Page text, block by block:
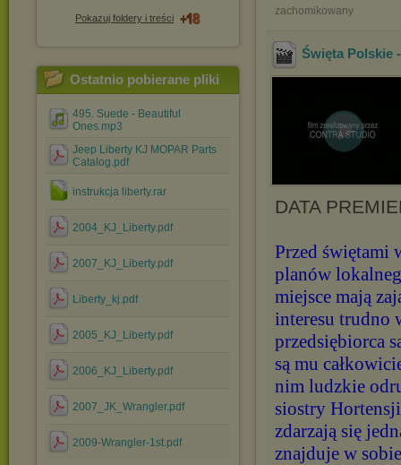
Pokazuj foldery i treści
Ostatnio pobierane pliki
495. Suede - Beautiful
Ones.mp3
Jeep Liberty KJ MOPAR Parts
Catalog.pdf
instrukcja liberty.rar
2004_KJ_Liberty.pdf
2007_KJ_Liberty.pdf
Liberty_kj.pdf
2005_KJ_Liberty.pdf
2006_KJ_Liberty.pdf
2007_JK_Wrangler.pdf
2009-Wrangler-1st.pdf
zachomikowany
Święta Polskie
DATA
Przed świętami
planów
miejsce mają
interesu trudno
przedsiębiorca
są mu
nim ludzkie
siostry
zdarzają się
znajduje w